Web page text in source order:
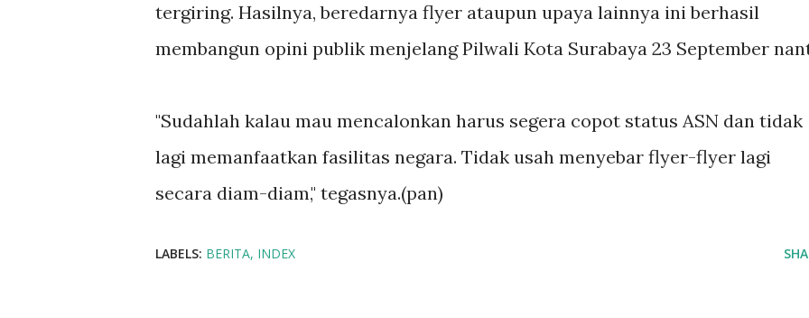
tergiring. Hasilnya, beredarnya flyer ataupun upaya lainnya ini berhasil
membangun opini publik menjelang Pilwali Kota Surabaya 23 September
"Sudahlah kalau mau mencalonkan harus segera copot status ASN dan tidak
lagi memanfaatkan fasilitas negara. Tidak usah menyebar flyer-flyer lagi
secara diam-diam," tegasnya.(pan)
LABELS: BERITA INDEX